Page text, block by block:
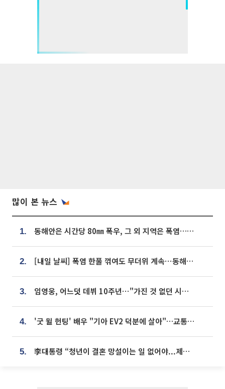
많이 본 뉴스
1. 동해안은 시간당 80㎜ 폭우, 그 외 지역은 폭염…‘극과 극 날씨’
2. [내일 날씨] 폭염 한풀 꺾여도 무더위 계속⋯동해안 이틀 연속 비
3. 임영웅, 어느덧 데뷔 10주년⋯"가진 것 없던 시절, 내 앞엔 20명의 팬뿐"
4. '굿 윌 헌팅' 배우 "기아 EV2 덕분에 살아"…교통사고 후 안전성 극찬
5. 李대통령 “청년이 결혼 망설이는 일 없어야...제도상 불이익 조사”